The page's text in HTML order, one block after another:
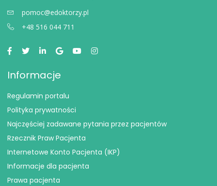
pomoc@edoktorzy.pl
+48 516 044 711
Informacje
Regulamin portalu
Polityka prywatności
Najczęściej zadawane pytania przez pacjentów
Rzecznik Praw Pacjenta
Internetowe Konto Pacjenta (IKP)
Informacje dla pacjenta
Prawa pacjenta